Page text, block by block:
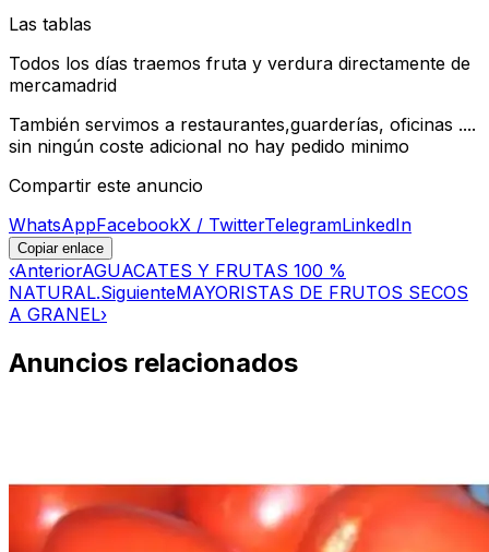
Las tablas
Todos los días traemos fruta y verdura directamente de
mercamadrid
También servimos a restaurantes,guarderías, oficinas ....
sin ningún coste adicional no hay pedido minimo
Compartir este anuncio
WhatsAppFacebookX / TwitterTelegramLinkedIn
Copiar enlace
‹AnteriorAGUACATES Y FRUTAS 100 %
NATURAL.SiguienteMAYORISTAS DE FRUTOS SECOS
A GRANEL›
Anuncios relacionados